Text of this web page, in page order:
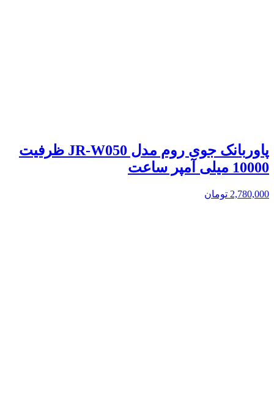
پاوربانک جوی روم مدل JR-W050 ظرفیت
10000 میلی آمپر ساعت
2,780,000 تومان